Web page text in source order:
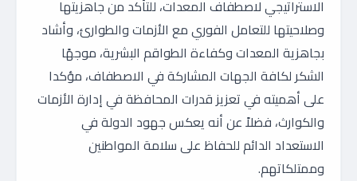
الاستراتيجي لاصطفاف المعدات، للتأكد من جاهزيتها
وصلاحيتها للتعامل الفوري مع الأزمات والطوارئ، وأشاد
بجاهزية المعدات وكفاءة الطواقم البشرية، موجهًا
الشكر لكافة الجهات المشاركة في الاصطفاف، مؤكدا
على أهميته في تعزيز قدرات المحافظة في إدارة الأزمات
والكوارث، فضلاً عن أنه يعكس جهود الدولة في
الاستعداد الدائم للحفاظ على سلامة المواطنين
وممتلكاتهم.